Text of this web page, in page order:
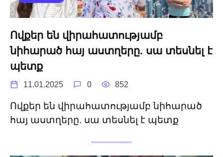
Ովքեր են վիրահատությամբ
նիհարած հայ աստղերը. սա տեսնել է
պետք
11.01.2025 0 852
Ովքեր են վիրահատությամբ նիհարած
հայ աստղերը. սա տեսնել է պետք